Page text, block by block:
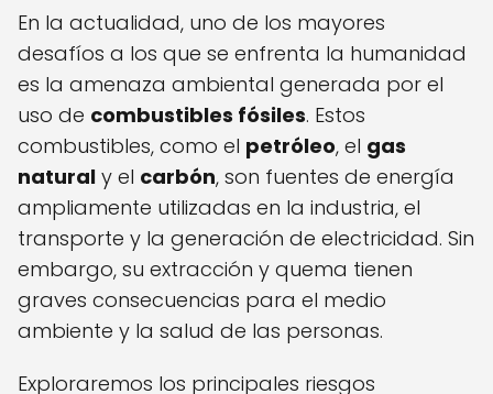
En la actualidad, uno de los mayores
desafíos a los que se enfrenta la humanidad
es la amenaza ambiental generada por el
uso de combustibles fósiles. Estos
combustibles, como el petróleo, el gas
natural y el carbón, son fuentes de energía
ampliamente utilizadas en la industria, el
transporte y la generación de electricidad. Sin
embargo, su extracción y quema tienen
graves consecuencias para el medio
ambiente y la salud de las personas.
Exploraremos los principales riesgos